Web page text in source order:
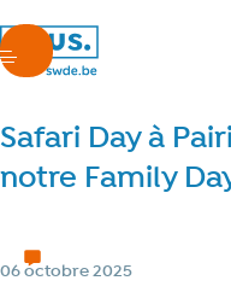
nous.swde
menu
Safari Day à
notre Family
Catégorie
Date de publication
06 octobre 2025